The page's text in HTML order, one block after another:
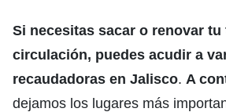
Si necesitas sacar o renovar tu
circulación, puedes acudir a
recaudadoras en Jalisco. A
dejamos los lugares más